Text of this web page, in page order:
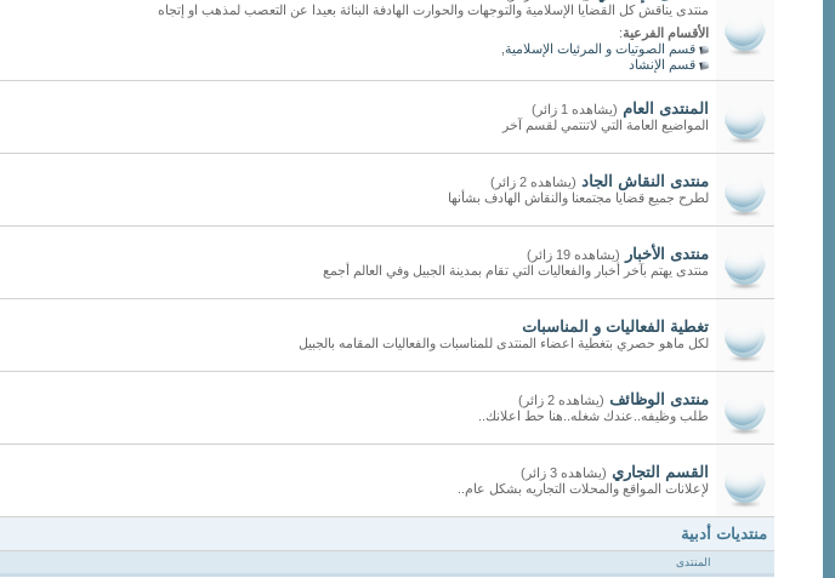
منتدى يناقش كل القضايا الإسلامية والتوجهات والحوارت الهادفة البنائة بعيدا عن التعصب لمذهب او إتجاه
الأقسام الفرعية:
قسم الصوتيات و المرئيات الإسلامية
قسم الإنشاد
المنتدى العام (يشاهده 1 زائر)
المواضيع العامة التي لاتنتمي لقسم آخر
منتدى النقاش الجاد (يشاهده 2 زائر)
لطرح جميع قضايا مجتمعنا والنقاش الهادف بشأنها
منتدى الأخبار
(يشاهده 19 زائر)
منتدى يهتم بآخر أخبار والفعاليات التي تقام بمدينة الجبيل وفي العالم أجمع
تغطية الفعاليات و المناسبات
لكل ماهو حصري بتغطية اعضاء المنتدى للمناسبات والفعاليات المقامه بالجبيل
منتدى الوظائف (يشاهده 2 زائر)
طلب وظيفه..عندك شغله..هنا حط اعلانك..
القسم التجاري (يشاهده 3 زائر)
لإعلانات المواقع والمحلات التجاريه بشكل عام..
منتديات أدبية
المنتدى